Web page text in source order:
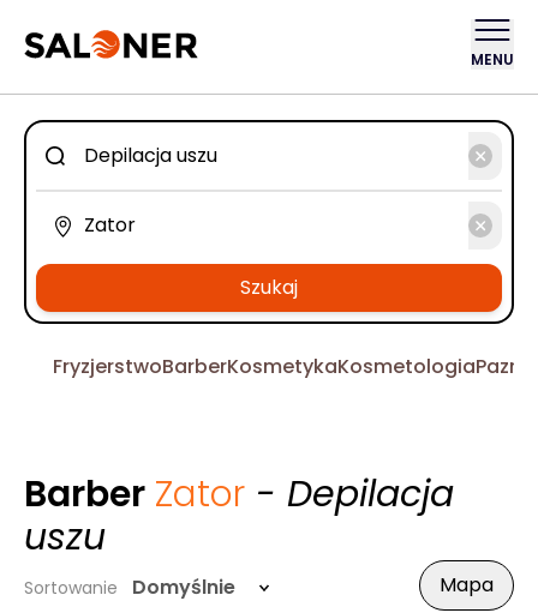
MENU
Szukaj
FryzjerstwoBarberKosmetykaKosmetologia
Barber Zator - Depilacja
uszu
Sortowanie Domyślnie Mapa